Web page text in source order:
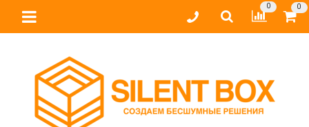
0 0